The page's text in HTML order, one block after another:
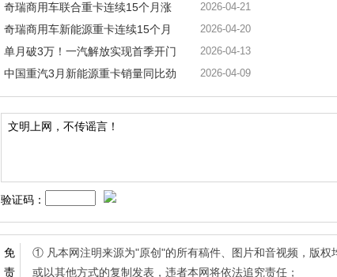
奇瑞商用车联合重卡连续15个月涨 2026-04-21
奇瑞商用车新能源重卡连续15个月 2026-04-20
单月破3万！一汽解放实现首季开门 2026-04-13
中国重汽3月新能源重卡销量同比劲 2026-04-09
验证码：
免
责
① 凡本网注明来源为"原创"的所有稿件、图片和音视频，版
或以其他方式的复制发表，违者本网将依法追究责任；